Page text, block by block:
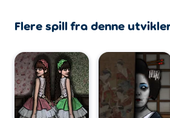
Flere spill fra denne